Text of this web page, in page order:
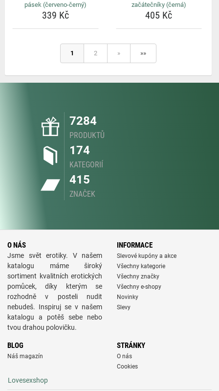
pásek (červeno-černý)
339 Kč
začátečníky (černá)
405 Kč
1 2 » »»
7284
PRODUKTŮ
174
KATEGORIÍ
415
ZNAČEK
O NÁS
Jsme svět erotiky. V našem
katalogu máme široký
sortiment kvalitních erotických
pomůcek, díky kterým se
rozhodně v posteli nudit
nebudeš. Inspiruj se v našem
katalogu a potěš sebe nebo
tvou drahou polovičku.
INFORMACE
Slevové kupóny a akce
Všechny kategorie
Všechny značky
Všechny e-shopy
Novinky
Slevy
BLOG
Náš magazín
STRÁNKY
O nás
Cookies
Lovesexshop